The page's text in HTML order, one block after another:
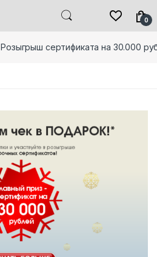
0
Розыгрыш сертификата на 30.000